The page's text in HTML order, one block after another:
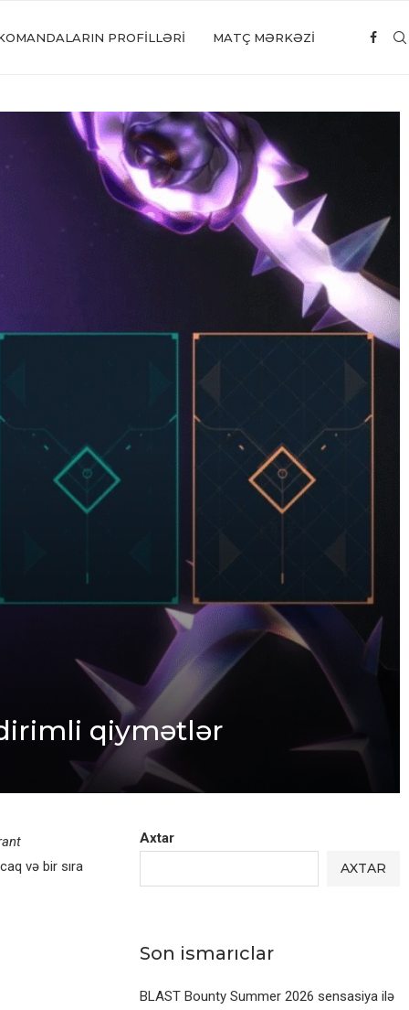
PROFILLƏRI MATÇ MƏRKƏZİ
qiymətlər
və bir sıra
Axtar
AXTAR
Son ismarıclar
BLAST Bounty Summer 2026 sensasiya ilə